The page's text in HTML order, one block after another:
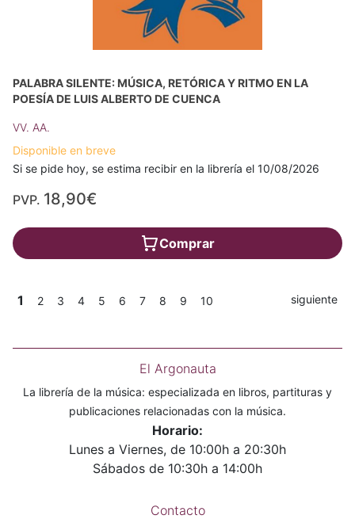
PALABRA SILENTE: MÚSICA, RETÓRICA Y RITMO EN LA
POESÍA DE LUIS ALBERTO DE CUENCA
VV. AA.
Disponible en breve
Si se pide hoy, se estima recibir en la librería el 10/08/2026
PVP. 18,90€
Comprar
1 2 3 4 5 6 7 8 9 10 siguiente
El Argonauta
La librería de la música: especializada en libros, partituras y
publicaciones relacionadas con la música.
Horario:
Lunes a Viernes, de 10:00h a 20:30h
Sábados de 10:30h a 14:00h
Contacto